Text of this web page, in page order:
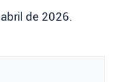
de 2026.